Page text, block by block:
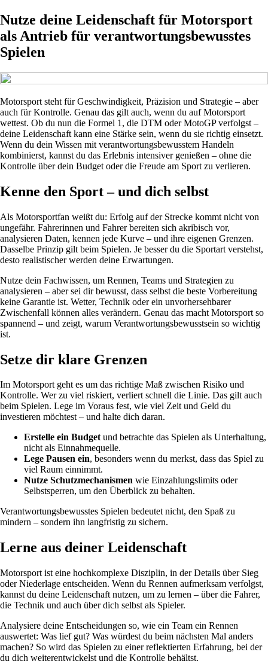
Nutze deine Leidenschaft für Motorsport
als Antrieb für verantwortungsbewusstes
Spielen
Motorsport steht für Geschwindigkeit, Präzision und Strategie – aber
auch für Kontrolle. Genau das gilt auch, wenn du auf Motorsport
wettest. Ob du nun die Formel 1, die DTM oder MotoGP verfolgst –
deine Leidenschaft kann eine Stärke sein, wenn du sie richtig einsetzt.
Wenn du dein Wissen mit verantwortungsbewusstem Handeln
kombinierst, kannst du das Erlebnis intensiver genießen – ohne die
Kontrolle über dein Budget oder die Freude am Sport zu verlieren.
Kenne den Sport – und dich selbst
Als Motorsportfan weißt du: Erfolg auf der Strecke kommt nicht von
ungefähr. Fahrerinnen und Fahrer bereiten sich akribisch vor,
analysieren Daten, kennen jede Kurve – und ihre eigenen Grenzen.
Dasselbe Prinzip gilt beim Spielen. Je besser du die Sportart verstehst,
desto realistischer werden deine Erwartungen.
Nutze dein Fachwissen, um Rennen, Teams und Strategien zu
analysieren – aber sei dir bewusst, dass selbst die beste Vorbereitung
keine Garantie ist. Wetter, Technik oder ein unvorhersehbarer
Zwischenfall können alles verändern. Genau das macht Motorsport so
spannend – und zeigt, warum Verantwortungsbewusstsein so wichtig
ist.
Setze dir klare Grenzen
Im Motorsport geht es um das richtige Maß zwischen Risiko und
Kontrolle. Wer zu viel riskiert, verliert schnell die Linie. Das gilt auch
beim Spielen. Lege im Voraus fest, wie viel Zeit und Geld du
investieren möchtest – und halte dich daran.
Erstelle ein Budgetund betrachte das Spielen als Unterhaltung,
nicht als Einnahmequelle.
Lege Pausen ein, besonders wenn du merkst, dass das Spiel zu
viel Raum einnimmt.
Nutze Schutzmechanismen wie Einzahlungslimits oder
Selbstsperren, um den Überblick zu behalten.
Verantwortungsbewusstes Spielen bedeutet nicht, den Spaß zu
mindern – sondern ihn langfristig zu sichern.
Lerne aus deiner Leidenschaft
Motorsport ist eine hochkomplexe Disziplin, in der Details über Sieg
oder Niederlage entscheiden. Wenn du Rennen aufmerksam verfolgst,
kannst du deine Leidenschaft nutzen, um zu lernen – über die Fahrer,
die Technik und auch über dich selbst als Spieler.
Analysiere deine Entscheidungen so, wie ein Team ein Rennen
auswertet: Was lief gut? Was würdest du beim nächsten Mal anders
machen? So wird das Spielen zu einer reflektierten Erfahrung, bei der
du dich weiterentwickelst und die Kontrolle behältst.